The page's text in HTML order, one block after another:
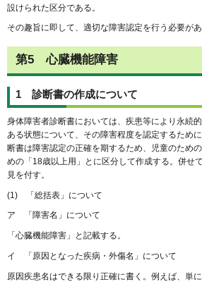
設けられた区分である。
その趣旨に即して、適切な障害認定を行う必要があ
第5 心臓機能障害
1 診断書の作成について
身体障害者診断書においては、疾患等により永続
ある状態について、その障害程度を認定するため
断書は障害認定の正確を期するため、児童のため
めの「18歳以上用」とに区分して作成する。併せ
見を付す。
(1) 「総括表」について
ア 「障害名」について
「心臓機能障害」と記載する。
イ 「原因となった疾病・外傷名」について
原因疾患名はできる限り正確に書く。例えば、単